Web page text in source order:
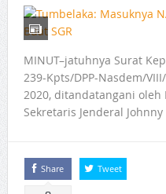
MINUT–jatuhnya Surat
239-Kpts/DPP-Nasdem/
2020, ditandatangani oleh
Sekretaris Jenderal Johnny
Share Tweet